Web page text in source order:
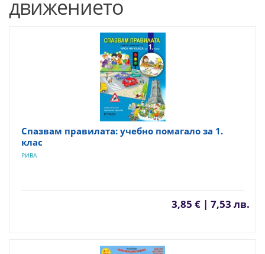
движението
Спазвам правилата: учебно помагало за 1.
клас
РИВА
3,85 € | 7,53 лв.